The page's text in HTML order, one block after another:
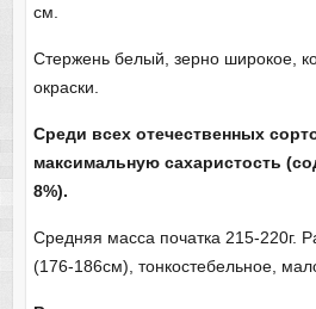
см.
Стержень белый, зерно широкое,
окраски.
Среди всех отечественных
максимальную сахаристость
8%).
Средняя масса початка 215-220г.
(176-186см), тонкостебельное,